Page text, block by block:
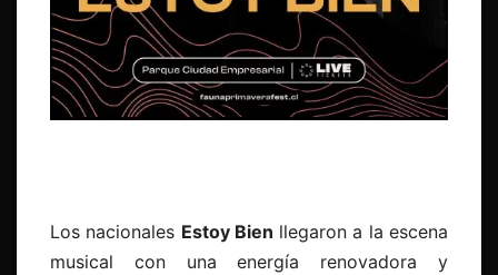
Los nacionales Estoy Bien llegaron a la escena
musical con una energía renovadora y